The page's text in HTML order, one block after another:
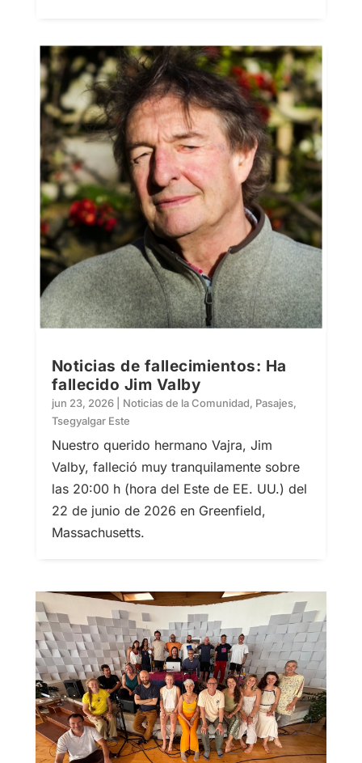
Noticias de fallecimientos: Ha
fallecido Jim Valby
jun 23, 2026| Noticias de la Comunidad, Pasajes,
Tsegyalgar Este
Nuestro querido hermano Vajra, Jim
Valby, falleció muy tranquilamente sobre
las 20:00 h (hora del Este de EE. UU.) del
22 de junio de 2026 en Greenfield,
Massachusetts.